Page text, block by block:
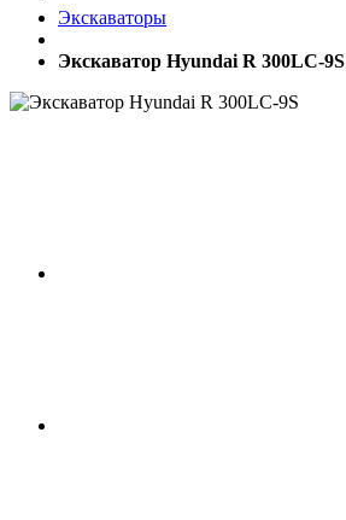
Экскаваторы
Экскаватор Hyundai R 300LC-9S